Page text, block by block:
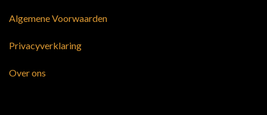
Algemene Voorwaarden
Privacyverklaring
Over ons